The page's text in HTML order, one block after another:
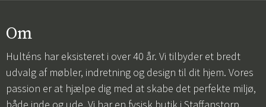
Om
Hulténs har eksisteret i over 40 år. Vi tilbyder et bredt
udvalg af møbler, indretning og design til dit hjem. Vores
passion er at hjælpe dig med at skabe det perfekte miljø,